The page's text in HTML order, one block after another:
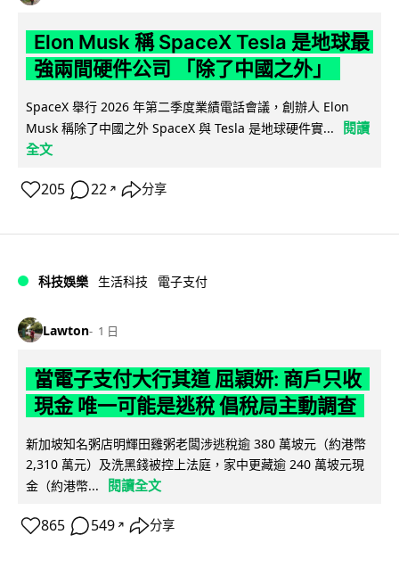
Elon Musk 稱 SpaceX Tesla 是地球最
強兩間硬件公司 「除了中國之外」
SpaceX 舉行 2026 年第二季度業績電話會議，創辦人 Elon
Musk 稱除了中國之外 SpaceX 與 Tesla 是地球硬件實...
閱讀
全文
205 22 ↗ 分享
科技娛樂 生活科技 電子支付
Lawton 1 日
當電子支付大行其道 屈穎妍: 商戶只收
現金 唯一可能是逃稅 倡稅局主動調查
新加坡知名粥店明輝田雞粥老闆涉逃稅逾 380 萬坡元（約港幣
2,310 萬元）及洗黑錢被控上法庭，家中更藏逾 240 萬坡元現
金（約港幣...
閱讀全文
865 549 ↗ 分享